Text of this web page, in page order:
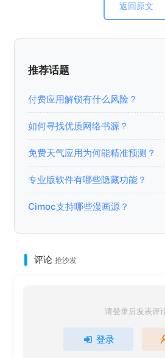
返回原文
推荐话题
付费应用解锁有什么风险？
如何寻找优质网络书源？
免费天气应用为何能精准预测？
专业版软件有哪些隐藏功能？
Cimoc支持哪些漫画源？
评论 抢沙发
请登录后发表评
登录